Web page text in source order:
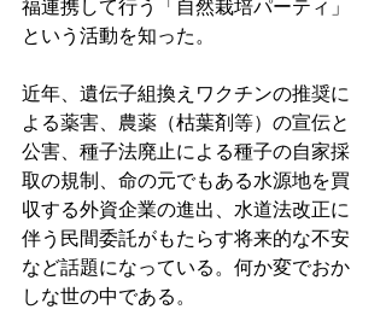
福連携して行う「自然栽培パーティ」
という活動を知った。
近年、遺伝子組換えワクチンの推奨に
よる薬害、農薬（枯葉剤等）の宣伝と
公害、種子法廃止による種子の自家採
取の規制、命の元でもある水源地を買
収する外資企業の進出、水道法改正に
伴う民間委託がもたらす将来的な不安
など話題になっている。何か変でおか
しな世の中である。